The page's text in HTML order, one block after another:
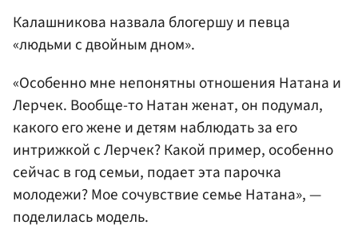
Калашникова назвала блогершу и певца
«людьми с двойным дном».
«Особенно мне непонятны отношения Натана и
Лерчек. Вообще-то Натан женат, он подумал,
какого его жене и детям наблюдать за его
интрижкой с Лерчек? Какой пример, особенно
сейчас в год семьи, подает эта парочка
молодежи? Мое сочувствие семье Натана», —
поделилась модель.